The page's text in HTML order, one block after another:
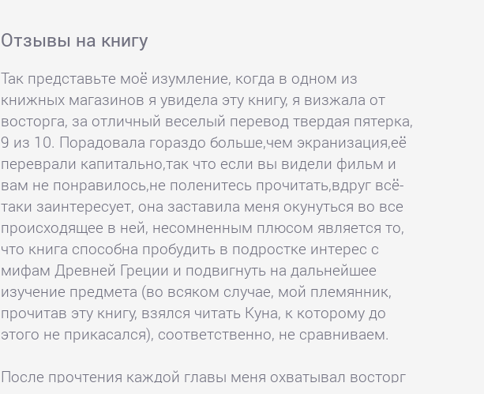
Отзывы на книгу
Так представьте моё изумление, когда в одном из
книжных магазинов я увидела эту книгу, я визжала от
восторга, за отличный веселый перевод твердая пятерка,
9 из 10. Порадовала гораздо больше,чем экранизация,её
переврали капитально,так что если вы видели фильм и
вам не понравилось,не поленитесь прочитать,вдруг всё-
таки заинтересует, она заставила меня окунуться во все
происходящее в ней, несомненным плюсом является то,
что книга способна пробудить в подростке интерес с
мифам Древней Греции и подвигнуть на дальнейшее
изучение предмета (во всяком случае, мой племянник,
прочитав эту книгу, взялся читать Куна, к которому до
этого не прикасался), соответственно, не сравниваем.
После прочтения каждой главы меня охватывал восторг